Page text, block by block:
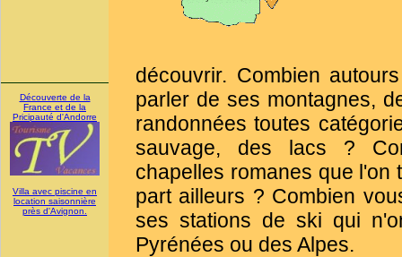
Découverte de la
France et de la
Pricipauté d'Andorre
Villa avec piscine en
location saisonnière
près d'Avignon.
découvrir. Combien
parler de ses montagnes,
randonnées toutes
sauvage, des lacs ?
chapelles romanes que l'on
part ailleurs ? Combien
ses stations de ski qui
Pyrénées ou des Alpes.